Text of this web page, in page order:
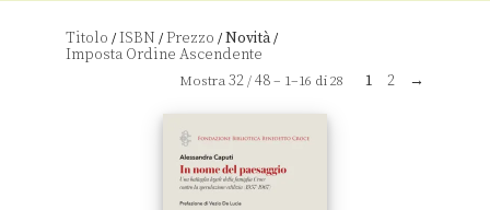
Titolo /ISBN /Prezzo /Novità/
Mostra32/48– 1–16 di 28 1 2 →